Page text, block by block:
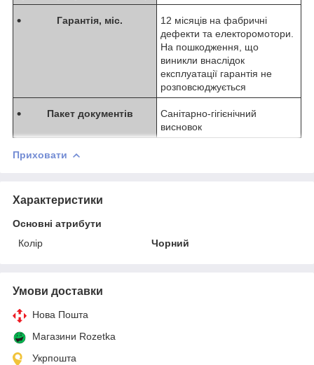
Гарантія, міс.
12 місяців на фабричні
дефекти та електоромотори.
На пошкодження, що
виникли внаслідок
експлуатації гарантія не
розповсюджується
Пакет документів
Санітарно-гігієнічний
висновок
Приховати
Характеристики
Основні атрибути
Колір
Чорний
Умови доставки
Нова Пошта
Магазини Rozetka
Укрпошта